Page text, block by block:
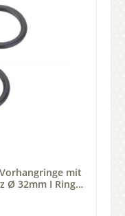
mit
Ø 32mm I Ringe